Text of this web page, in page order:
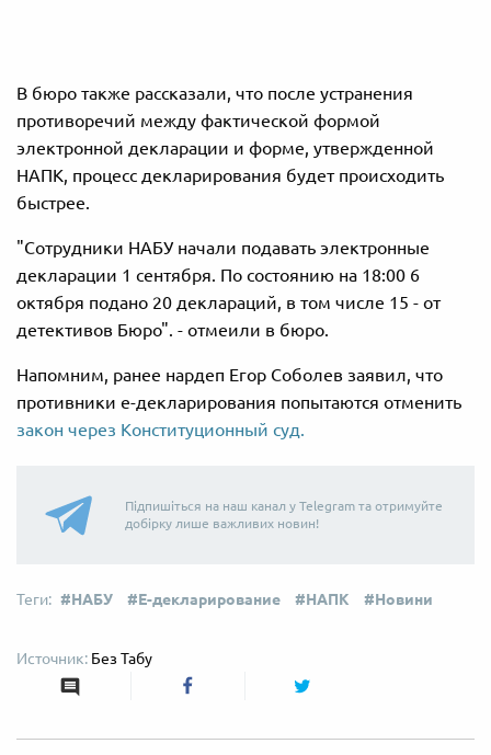
В бюро также рассказали, что после устранения
противоречий между фактической формой
электронной декларации и форме, утвержденной
НАПК, процесс декларирования будет происходить
быстрее.
"Сотрудники НАБУ начали подавать электронные
декларации 1 сентября. По состоянию на 18:00 6
октября подано 20 деклараций, в том числе 15 - от
детективов Бюро". - отмеили в бюро.
Напомним, ранее нардеп Егор Соболев заявил, что
противники е-декларирования попытаются отменить
закон через Конституционный суд.
Підпишіться на наш канал у Telegram та отримуйте
добірку лише важливих новин!
НАБУ Е-декларирование НАПК Новини
Без Табу